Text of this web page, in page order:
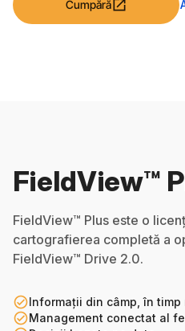
Cumpărăopen_in_new
FieldView™
FieldView™ Plus este o
cartografierea completă a
FieldView™ Drive 2.0.
check_circle_outlineInformații din câmp, în timp
check_circle_outlineManagement conectat al